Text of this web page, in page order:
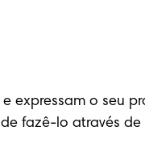
expressam o seu
fazê-lo através de